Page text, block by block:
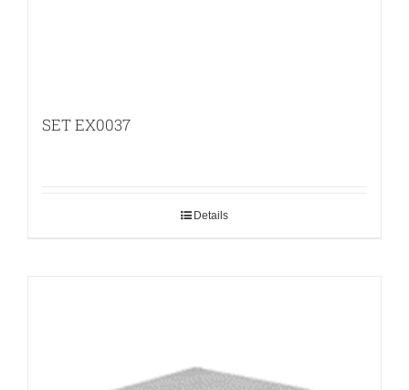
SET EX0037
Details